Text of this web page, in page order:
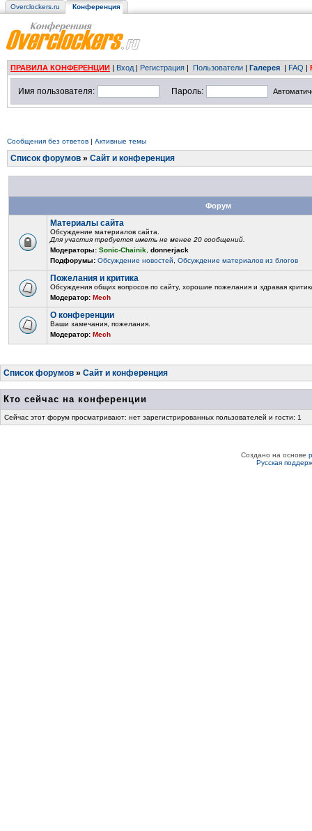
Overclockers.ru Конференция
ПРАВИЛА КОНФЕРЕНЦИИ | Вход | Регистрация | Пользователи | Галерея | FAQ |
Имя пользователя: Пароль:
Сообщения без ответов | Активные темы
Список форумов » Сайт и конференция
Форум
Материалы сайта
Обсуждение материалов сайта.
Для участия требуется иметь не менее 20 сообщений.
Модераторы: Sonic-Chainik donnerjack
Подфорумы: Обсуждение новостей Обсуждение материалов из блогов
Пожелания и критика
Обсуждения общих вопросов по сайту, хорошие пожелания и здравая
Модератор: Mech
О конференции
Ваши замечания, пожелания.
Модератор: Mech
Список форумов » Сайт и конференция
Кто сейчас на конференции
Сейчас этот форум просматривают: нет зарегистрированных пользователей и гости: 1
Создано на основе
Русская